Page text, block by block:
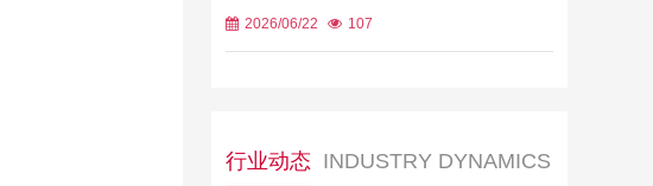
2026/06/22 107
行业动态 INDUSTRY DYNAMICS